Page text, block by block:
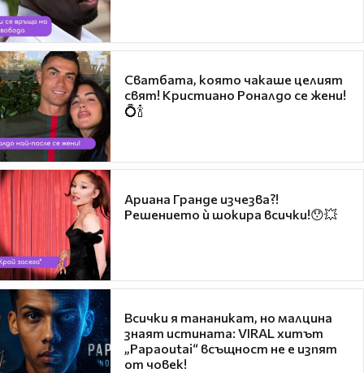
Сватбата, която чакаше целият
свят! Кристиано Роналдо се жени!
💍🍾
Ариана Гранде изчезва?!
Решението ѝ шокира всички!😯💥
Всички я тананикат, но малцина
знаят истината: VIRAL хитът
„Papaoutai“ всъщност не е изпят
от човек!